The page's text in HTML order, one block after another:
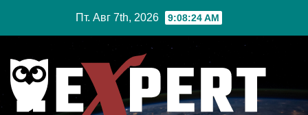
Пт. Авг 7th, 2026 9:08:25 AM